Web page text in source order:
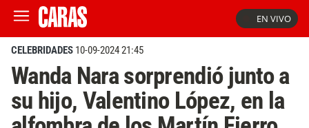
EN VIVO
CELEBRIDADES 10-09-2024 21:45
Wanda Nara sorprendió junto a
su hijo, Valentino López, en la